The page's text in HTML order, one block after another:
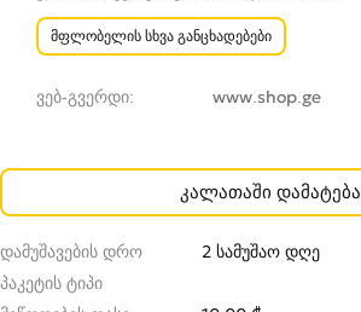
კალათაში დამატება
დამუშავების დრო
2 სამუშაო დღე
პაკეტის ტიპი
მფლობელის სხვა განცხადებები
ვებ-გვერდი www.shop.ge